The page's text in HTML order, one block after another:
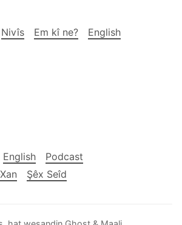
Nivîs Em kî ne?
English
English
Podcast
Şêx Seîd